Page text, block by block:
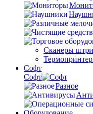
Сканеры
Софт
Софт
Разное